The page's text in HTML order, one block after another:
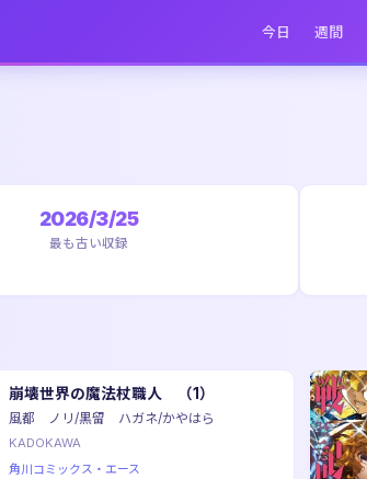
今日 週間
2026/3/25
最も古い収録
崩壊世界の魔法杖職人 （1）
風都 ノリ/黒留 ハガネ/かやはら
KADOKAWA
角川コミックス・エース